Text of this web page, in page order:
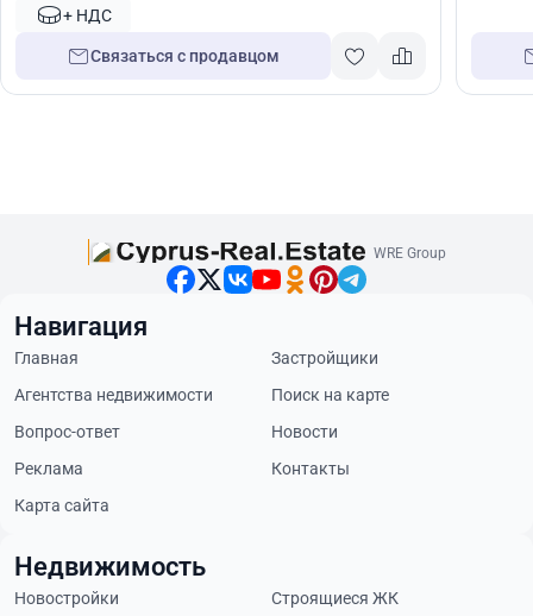
+ НДС
Связаться с продавцом
WRE Group
Навигация
Главная
Застройщики
Агентства недвижимости
Поиск на карте
Вопрос-ответ
Новости
Реклама
Контакты
Карта сайта
Недвижимость
Новостройки Строящиеся ЖК